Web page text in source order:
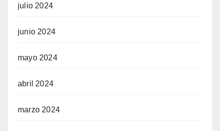
julio 2024
junio 2024
mayo 2024
abril 2024
marzo 2024